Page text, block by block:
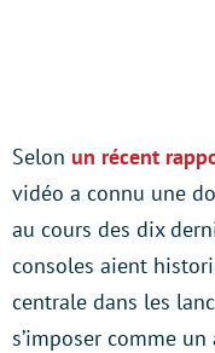
Selon un récent
vidéo a connu une
au cours des dix
consoles aient
centrale dans les
s’imposer comme